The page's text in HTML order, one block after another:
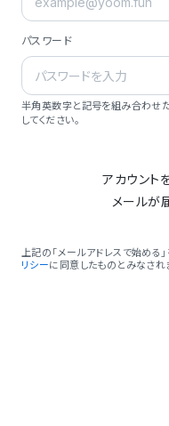
パスワード
半角英数字と記号を組み合わせ
してください。
アカウント
メールが
上記の「メールアドレスで始める
リシーに同意したものとみなされ